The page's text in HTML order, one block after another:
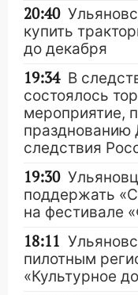
20:40
купить
до декабря
19:34 В
состоялось
мероприятие,
празднованию
следствия
19:30
поддержать
на фестивале
18:11
пилотным
«Культурное